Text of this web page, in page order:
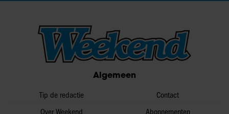
Algemeen
Tip de redactie
Over Weekend
Contact
Abonnementen